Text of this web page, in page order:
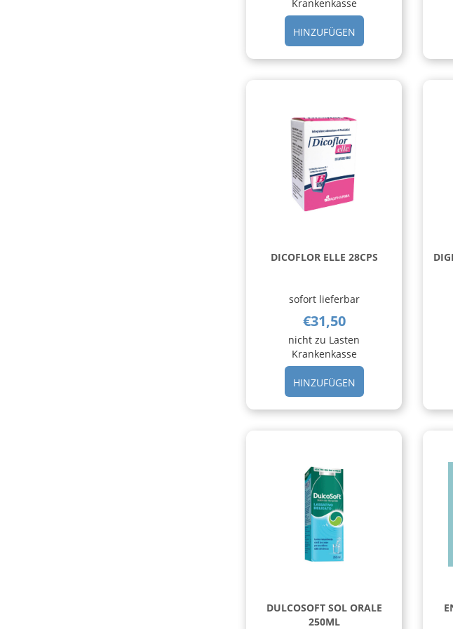
Krankenkasse
HINZUFÜGENHINZUFÜGEN
CLASSICA
30CPR
DICOFLOR ELLE 28CPS
sofort lieferbar
€31,50
nicht zu Lasten
Krankenkasse
HINZUFÜGENHINZUFÜGEN
ELLE
28CPS AL
DULCOSOFT SOL ORALE
250ML